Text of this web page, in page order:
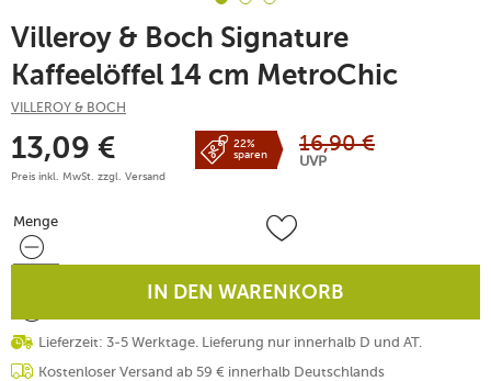
Villeroy & Boch Signature
Kaffeelöffel 14 cm MetroChic
VILLEROY & BOCH
13,09 €
Preis inkl. MwSt. zzgl. Versand
22%
sparen
16,90 €
UVP
Menge
Menge
IN DEN WARENKORB
Lieferzeit: 3-5 Werktage. Lieferung nur innerhalb D und AT.
Kostenloser Versand ab 59 € innerhalb Deutschlands